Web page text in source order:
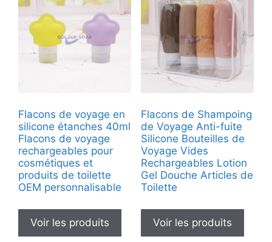
Flacons de voyage en
silicone étanches 40ml
Flacons de voyage
rechargeables pour
cosmétiques et
produits de toilette
OEM personnalisable
Voir les produits
Flacons de Shampoing
de Voyage Anti-fuite
Silicone Bouteilles de
Voyage Vides
Rechargeables Lotion
Gel Douche Articles de
Toilette
Voir les produits